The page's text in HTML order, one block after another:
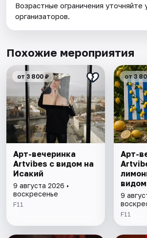
Возрастные ограничения уточняйте
организаторов.
Похожие мероприятия
от 3 800 ₽
Арт-вечеринка
Artvibes с видом на
Исакий
9 августа 2026 •
воскресенье
F11
от 3
Арт-
9
F11